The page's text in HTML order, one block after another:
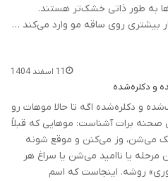
به طور ذاتی خشک‌تر هستند.
بیشتری روی ساقه مو وارد می‌کند …
11 اسفند 1404
و دکلره‌شده
و دکلره‌شده اگه تا حالا موهات رو
صحنه برات آشناست: موهایی که قبلاً
می‌شن، وز می‌کنن و موقع شونه
یا ناامید می‌شن یا سراغ هر
روشه. اینجاست که اسم